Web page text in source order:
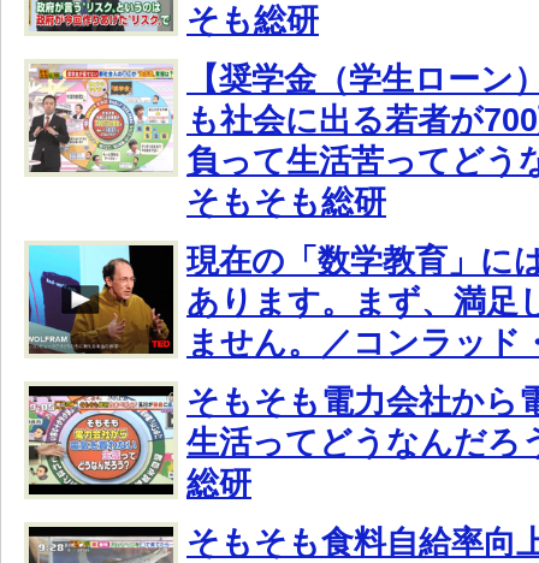
そも総研
【奨学金（学生ローン
も社会に出る若者が
負って生活苦ってどう
そもそも総研
現在の「数学教育」に
あります。まず、満足
ません。／コンラッド
そもそも電力会社から
生活ってどうなんだろ
総研
そもそも食料自給率向